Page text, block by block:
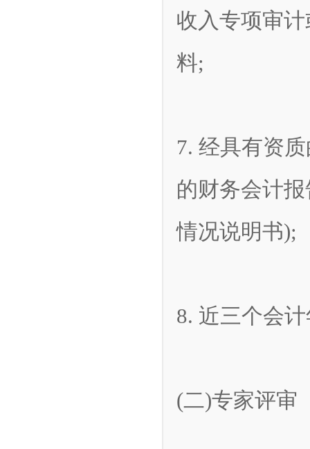
收入专项审
料;
7. 经具有资
的财务会计
情况说明书);
8. 近三个会
(二)专家评审